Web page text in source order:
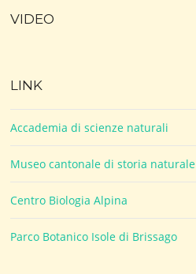
VIDEO
LINK
Accademia di scienze naturali
Museo cantonale di storia naturale
Centro Biologia Alpina
Parco Botanico Isole di Brissago